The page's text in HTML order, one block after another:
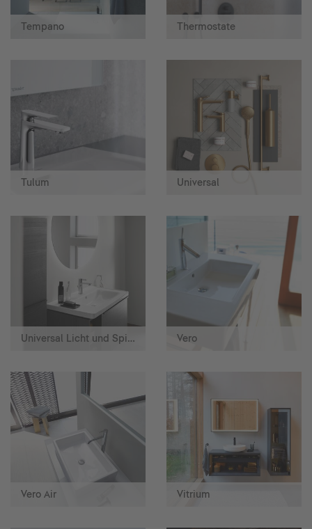
Tempano Thermostate
Tulum Universal
Universal Licht und Spiegel Vero
Vero Air Vitrium